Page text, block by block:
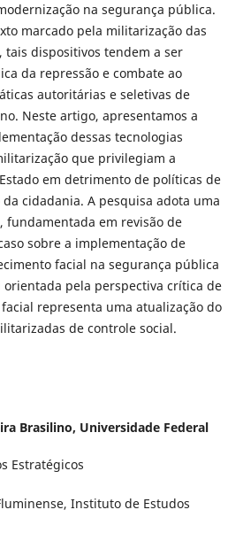
na segurança pública.
marcado pela militarização das
tais dispositivos tendem a ser
da repressão e combate ao
autoritárias e seletivas de
Neste artigo, apresentamos a
dessas tecnologias
que privilegiam a
em detrimento de políticas de
cidadania. A pesquisa adota uma
fundamentada em revisão de
sobre a implementação de
facial na segurança pública
pela perspectiva crítica de
representa uma atualização do
de controle social.
Brasilino, Universidade Federal
Estratégicos
Instituto de Estudos